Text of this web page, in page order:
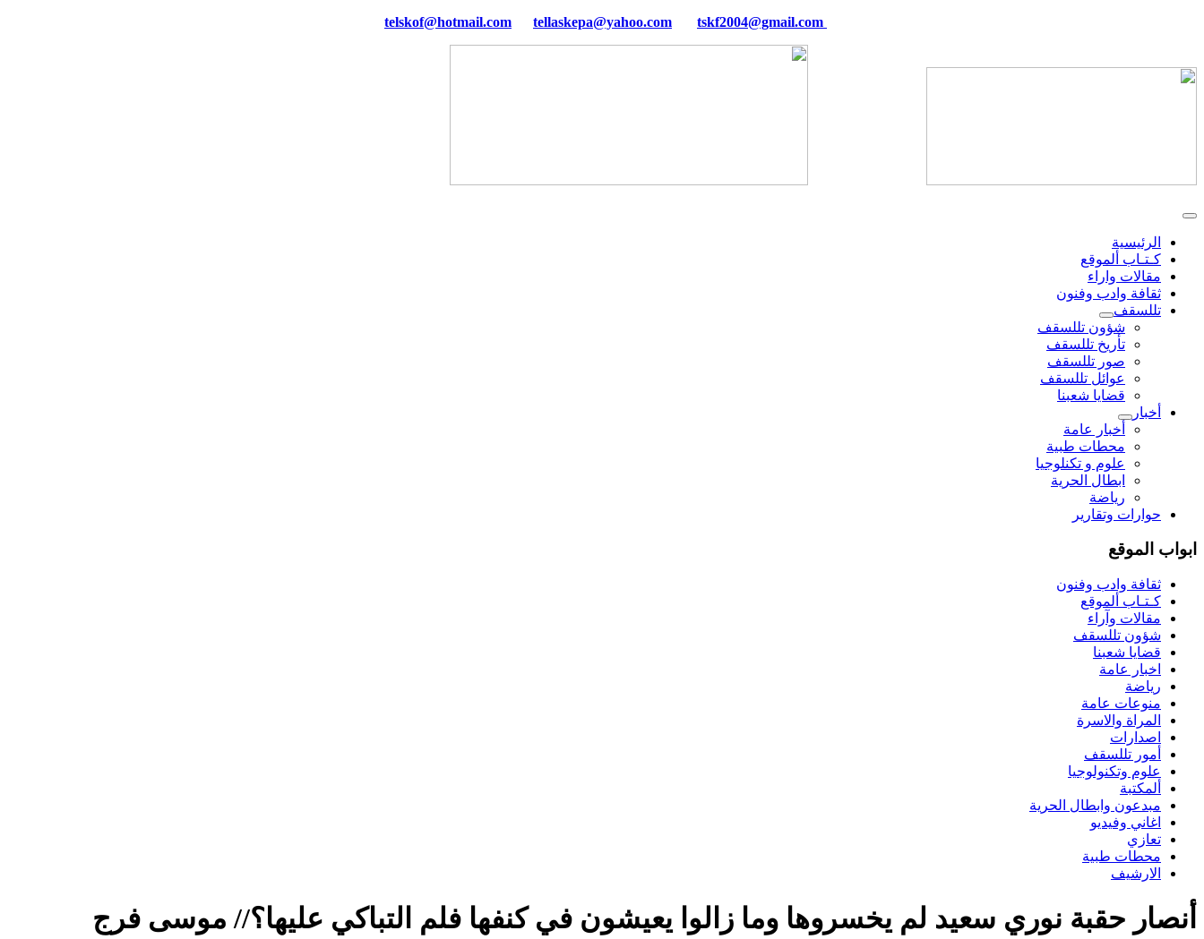
tellaskepa@yahoo.com tskf2004@gmail.com
الرئيسية
كـتـاب ألموقع
مقالات واراء
ثقافة وادب وفنون
تللسقف
شؤون تللسقف
تأريخ تللسقف
صور تللسقف
عوائل تللسقف
قضايا شعبنا
أخبار
أخبار عامة
محطات طبية
علوم و تکنلوجیا
ابطال الحرية
رياضة
حوارات وتقارير
ابواب الموقع
ثقافة وادب وفنون
كـتـاب ألموقع
مقالات وآراء
شؤون تللسقف
قضايا شعبنا
اخبار عامة
رياضة
منوعات عامة
المراة والاسرة
اصدارات
أمور تللسقف
علوم وتكنولوجيا
ألمكتبة
مبدعون وابطال الحرية
اغاني وفيديو
تعازي
محطات طبية
الارشيف
أنصار حقبة نوري سعيد لم يخسروها وما زالوا يعيشون في كنفها فلم التباكي عليها؟// موسى فرج